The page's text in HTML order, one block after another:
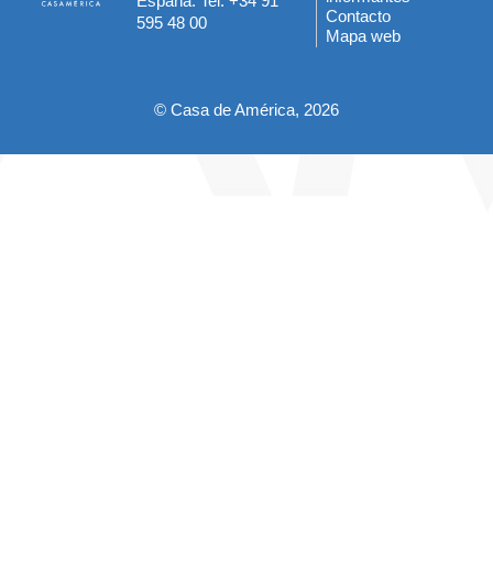
595 48 00
del
pie
Contacto
Mapa web
© Casa de América, 2026